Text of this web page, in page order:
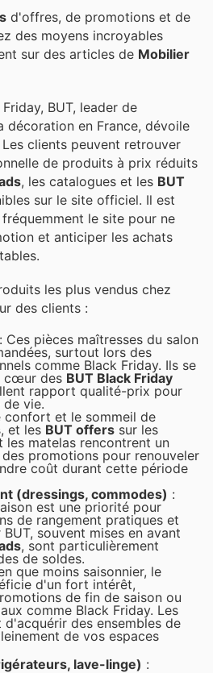
d'offres, de promotions et de
des moyens incroyables
sur des articles de Mobilier
BUT, leader de
décoration en France, dévoile
clients peuvent retrouver
de produits à prix réduits
, les catalogues et les BUT
sur le site officiel. Il est
le site pour ne
et anticiper les achats
les plus vendus chez
des clients :
: Ces pièces maîtresses du salon
surtout lors des
comme Black Friday. Ils se
cœur des BUT Black Friday
rapport qualité-prix pour
vie.
confort et le sommeil de
et les BUT offers sur les
les matelas rencontrent un
promotions pour renouveler
coût durant cette période
(dressings, commodes) :
est une priorité pour
de rangement pratiques et
souvent mises en avant
, sont particulièrement
de soldes.
que moins saisonnier, le
d'un fort intérêt,
de fin de saison ou
comme Black Friday. Les
d'acquérir des ensembles de
de vos espaces
lave-linge) :